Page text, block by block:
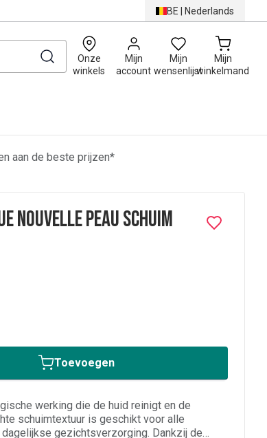
BE | Nederlands
Onze
winkels
Mijn
account
Mijn
wensenlijst
Mijn
winkelmand
0
aan de beste prijzen*
Nouvelle Peau Schuim
Toevoegen
werking die de huid reinigt en de
schuimtextuur is geschikt voor alle
gezichtsverzorging. Dankzij de